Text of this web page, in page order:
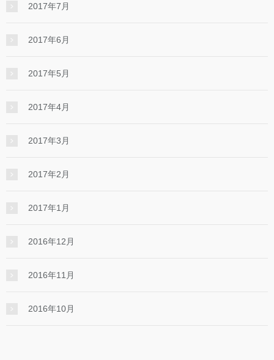
2017年7月
2017年6月
2017年5月
2017年4月
2017年3月
2017年2月
2017年1月
2016年12月
2016年11月
2016年10月